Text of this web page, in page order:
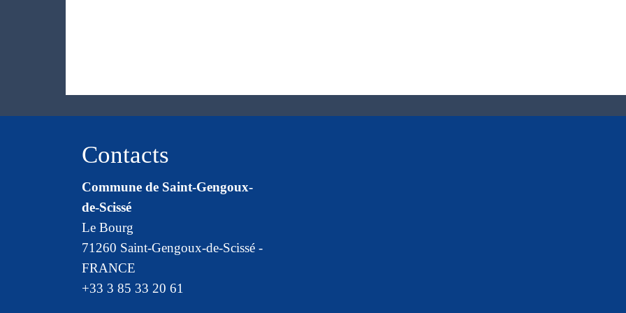
Contacts
Commune de Saint-Gengoux-
de-Scissé
Le Bourg
71260 Saint-Gengoux-de-Scissé -
FRANCE
+33 3 85 33 20 61